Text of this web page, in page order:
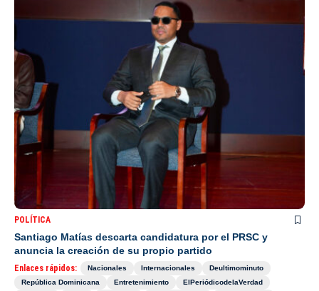
POLÍTICA
Santiago Matías descarta candidatura por el PRSC y
anuncia la creación de su propio partido
Enlaces rápidos: Nacionales Internacionales
Deultimominuto
República Dominicana
Entretenimiento
ElPeriódicodelaVerdad